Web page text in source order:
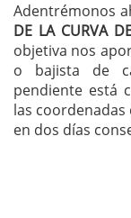
Adentrémonos
DE LA CURVA
objetiva nos
o bajista de
pendiente está
las
en dos días